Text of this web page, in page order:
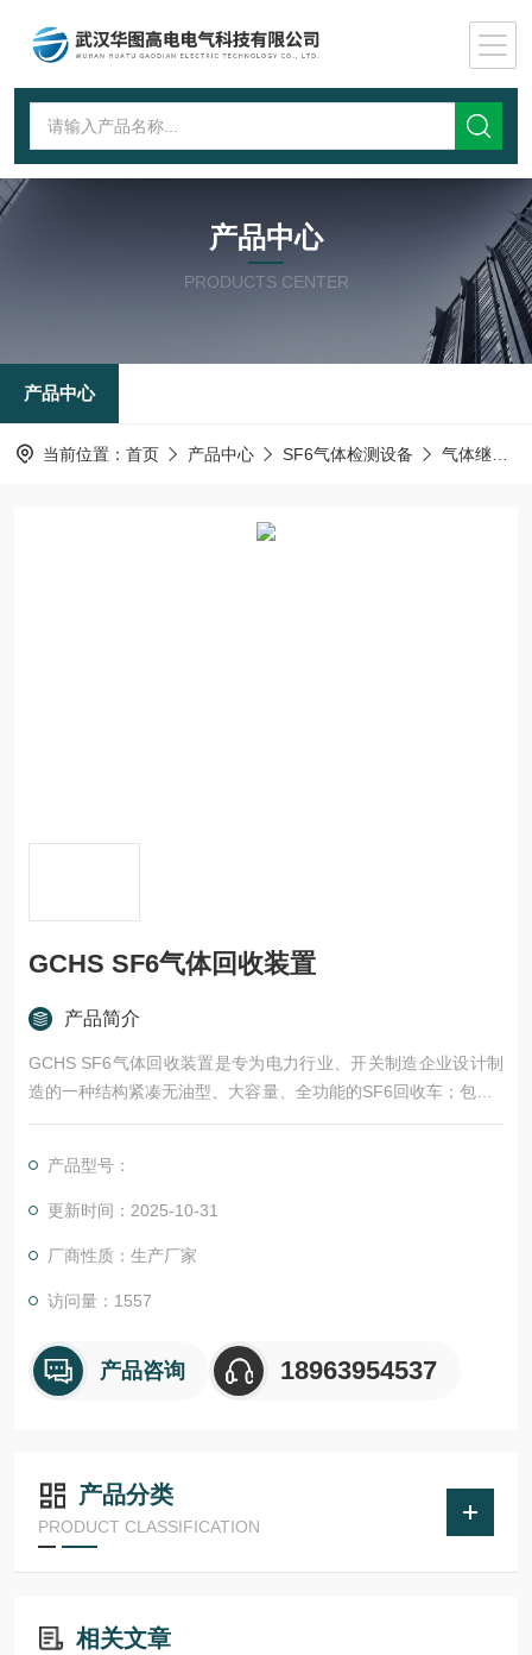
产品中心
PRODUCTS CENTER
产品中心
当前位置： 首页 产品中心 SF6气体检测设备 气体继电器校验装置
GCHS SF6气体回收装置
产品简介
GCHS SF6气体回收装置是专为电力行业、开关制造企业设计制
造的一种结构紧凑无油型、大容量、全功能的SF6回收车；包括S
F6气体的过滤和干燥等。整个回收车安装在一个非常坚固的金属
回收车的气体管路是用紫铜管联接的，所有接口处都是采用硬联
接，保证管路之间的联接的可靠和优良的密封性，SF6气体的储
产品型号：
更新时间：2025-10-31
厂商性质：生产厂家
访问量：1557
产品咨询 18963954537
产品分类
PRODUCT CLASSIFICATION
相关文章